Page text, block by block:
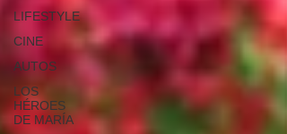
LIFESTYLE
CINE
AUTOS
LOS
HÉROES
DE MARÍA